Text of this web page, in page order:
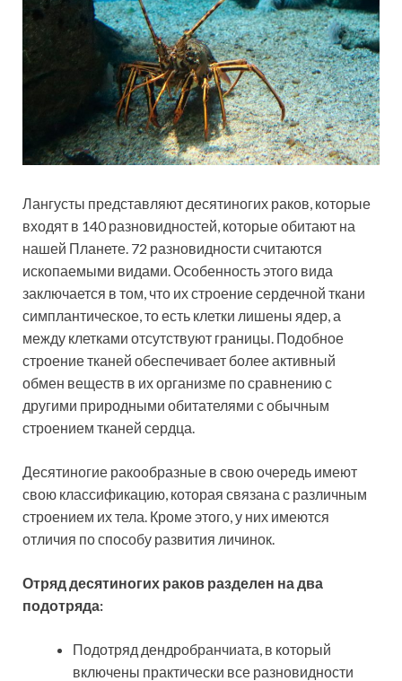
Лангусты представляют десятиногих раков, которые
входят в 140 разновидностей, которые обитают на
нашей Планете. 72 разновидности считаются
ископаемыми видами. Особенность этого вида
заключается в том, что их строение сердечной ткани
симплантическое, то есть клетки лишены ядер, а
между клетками отсутствуют границы. Подобное
строение тканей обеспечивает более активный
обмен веществ в их организме по сравнению с
другими природными обитателями с обычным
строением тканей сердца.
Десятиногие ракообразные в свою очередь имеют
свою классификацию, которая связана с различным
строением их тела. Кроме этого, у них имеются
отличия по способу развития личинок.
Отряд десятиногих раков разделен на два
подотряда:
Подотряд дендробранчиата, в который
включены практически все разновидности